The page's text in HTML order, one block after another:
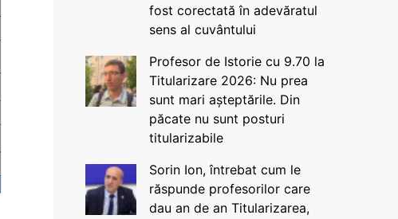
fost corectată în adevăratul
sens al cuvântului
Profesor de Istorie cu 9.70 la
Titularizare 2026: Nu prea
sunt mari așteptările. Din
păcate nu sunt posturi
titularizabile
Sorin Ion, întrebat cum le
răspunde profesorilor care
dau an de an Titularizarea,